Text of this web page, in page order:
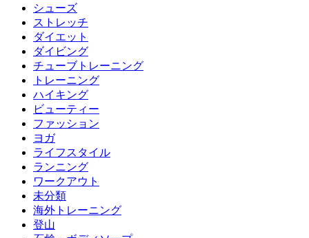
シューズ
ストレッチ
ダイエット
ダイビング
チューブトレーニング
トレーニング
ハイキング
ビューティー
ファッション
ヨガ
ライフスタイル
ランニング
ワークアウト
未分類
海外トレーニング
登山